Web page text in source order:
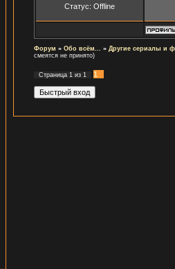
Статус: Offline
Форум » Обо всём... » Другие сериалы и
смеятся не принято)
Страница 1 из 1 1